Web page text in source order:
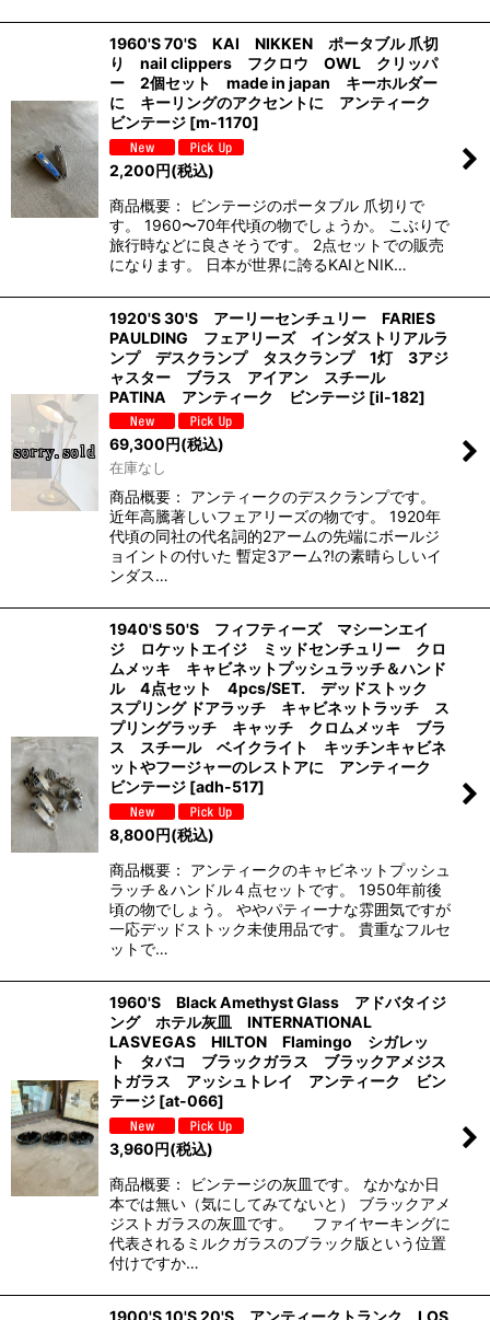
1960'S 70'S KAI NIKKEN ポータブル 爪切
り nail clippers フクロウ OWL クリッパ
ー 2個セット made in japan キーホルダー
に キーリングのアクセントに アンティーク
ビンテージ [m-1170]
2,200円(税込)
商品概要： ビンテージのポータブル 爪切りで
す。 1960〜70年代頃の物でしょうか。 こぶりで
旅行時などに良さそうです。 2点セットでの販売
になります。 日本が世界に誇るKAIとNIK…
1920'S 30'S アーリーセンチュリー FARIES
PAULDING フェアリーズ インダストリアルラ
ンプ デスクランプ タスクランプ 1灯 3アジ
ャスター ブラス アイアン スチール
PATINA アンティーク ビンテージ [il-182]
69,300円(税込)
在庫なし
商品概要： アンティークのデスクランプです。
近年高騰著しいフェアリーズの物です。 1920年
代頃の同社の代名詞的2アームの先端にボールジ
ョイントの付いた 暫定3アーム?!の素晴らしいイ
ンダス…
1940'S 50'S フィフティーズ マシーンエイ
ジ ロケットエイジ ミッドセンチュリー クロ
ムメッキ キャビネットプッシュラッチ＆ハンド
ル 4点セット 4pcs/SET. デッドストック
スプリング ドアラッチ キャビネットラッチ ス
プリングラッチ キャッチ クロムメッキ ブラ
ス スチール ベイクライト キッチンキャビネ
ットやフージャーのレストアに アンティーク
ビンテージ [adh-517]
8,800円(税込)
商品概要： アンティークのキャビネットプッシュ
ラッチ＆ハンドル４点セットです。 1950年前後
頃の物でしょう。 ややパティーナな雰囲気ですが
一応デッドストック未使用品です。 貴重なフルセ
ットで…
1960'S Black Amethyst Glass アドバタイジ
ング ホテル灰皿 INTERNATIONAL
LASVEGAS HILTON Flamingo シガレッ
ト タバコ ブラックガラス ブラックアメジス
トガラス アッシュトレイ アンティーク ビン
テージ [at-066]
3,960円(税込)
商品概要： ビンテージの灰皿です。 なかなか日
本では無い（気にしてみてないと） ブラックアメ
ジストガラスの灰皿です。 ファイヤーキングに
代表されるミルクガラスのブラック版という位置
付けですか…
1900'S 10'S 20'S アンティークトランク LOS